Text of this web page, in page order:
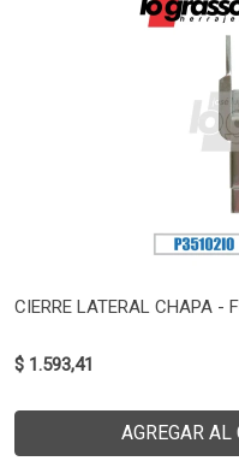
CIERRE LATERAL CHAPA -
$ 1.593,41
AGREGAR AL